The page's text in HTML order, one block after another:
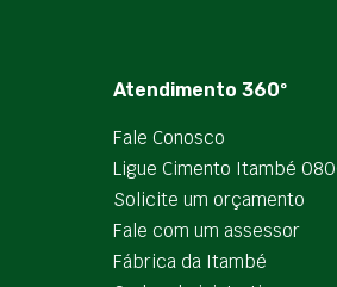
Atendimento 360º
Fale Conosco
Ligue Cimento Itambé
Solicite um orçamento
Fale com um assessor
Fábrica da Itambé